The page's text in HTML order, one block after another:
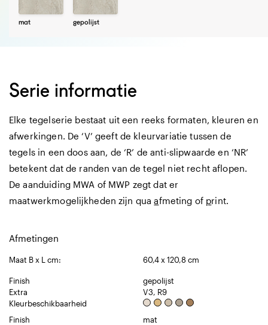
mat gepolijst
Serie informatie
Elke tegelserie bestaat uit een reeks formaten, kleuren en
afwerkingen. De ‘V’ geeft de kleurvariatie tussen de
tegels in een doos aan, de ‘R’ de anti-slipwaarde en ‘NR’
betekent dat de randen van de tegel niet recht aflopen.
De aanduiding MWA of MWP zegt dat er
maatwerkmogelijkheden zijn quaafmeting of print.
Afmetingen
Maat B x L cm: 60,4 x 120,8 cm
Finish
gepolijst
Extra
V3, R9
Kleurbeschikbaarheid
Finish
mat